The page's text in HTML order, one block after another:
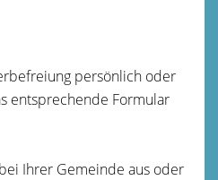
persönlich oder
entsprechende Formular
Ihrer Gemeinde aus oder